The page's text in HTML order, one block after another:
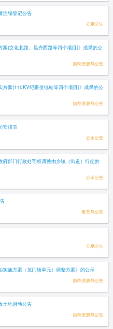
注销登记公告
公示公告
(文化北路、昌齐西路等四个项目)》成果的公
自然资源局公告
案(110KV纪豪变电站等四个项目)》成果的公
自然资源局公告
安排表
公示公告
部门行政处罚权调整由乡镇（街道）行使的
公示公告
教育局公告
公示公告
施方案（龙门镇单元）调整方案》的公示
自然资源局公告
土地启动公告
自然资源局公告